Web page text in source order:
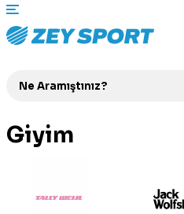
Giyim